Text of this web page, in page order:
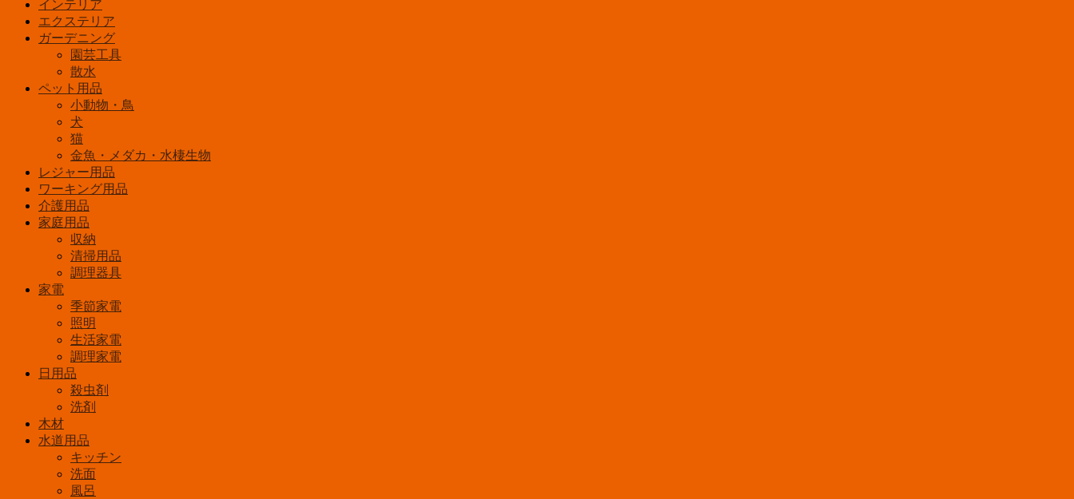
インテリア
エクステリア
ガーデニング
園芸工具
散水
ペット用品
小動物・鳥
犬
猫
金魚・メダカ・水棲生物
レジャー用品
ワーキング用品
介護用品
家庭用品
収納
清掃用品
調理器具
家電
季節家電
照明
生活家電
調理家電
日用品
殺虫剤
洗剤
木材
水道用品
キッチン
洗面
風呂